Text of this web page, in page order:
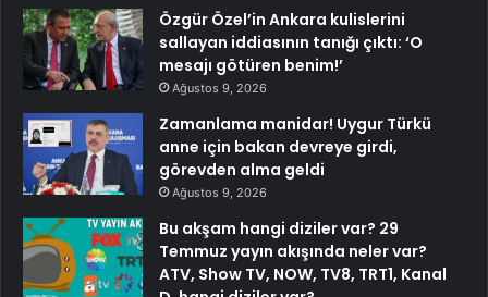
Özgür Özel’in Ankara kulislerini
sallayan iddiasının tanığı çıktı: ‘O
mesajı götüren benim!’
Ağustos 9, 2026
Zamanlama manidar! Uygur Türkü
anne için bakan devreye girdi,
görevden alma geldi
Ağustos 9, 2026
Bu akşam hangi diziler var? 29
Temmuz yayın akışında neler var?
ATV, Show TV, NOW, TV8, TRT1, Kanal